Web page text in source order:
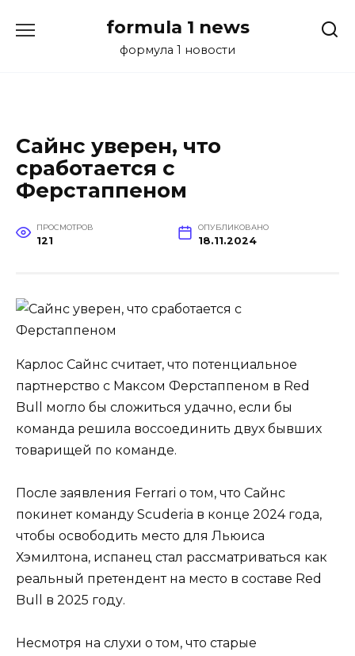
formula 1 news
формула 1 новости
Сайнс уверен, что
сработается с
Ферстаппеном
ПРОСМОТРОВ
121
ОПУБЛИКОВАНО
18.11.2024
Карлос Сайнс считает, что потенциальное
партнерство с Максом Ферстаппеном в Red
Bull могло бы сложиться удачно, если бы
команда решила воссоединить двух бывших
товарищей по команде.
После заявления Ferrari о том, что Сайнс
покинет команду Scuderia в конце 2024 года,
чтобы освободить место для Льюиса
Хэмилтона, испанец стал рассматриваться как
реальный претендент на место в составе Red
Bull в 2025 году.
Несмотря на слухи о том, что старые